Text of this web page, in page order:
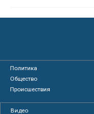
Политика
Общество
Происшествия
Видео